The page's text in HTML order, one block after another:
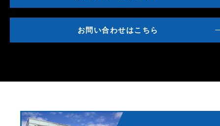
お問い合わせはこちら